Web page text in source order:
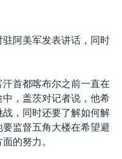
阿美军发表讲话，同时
首都喀布尔之前一直在
，盖茨对记者说，他希
，同时还要了解如何解
监督五角大楼在希望避
的努力。